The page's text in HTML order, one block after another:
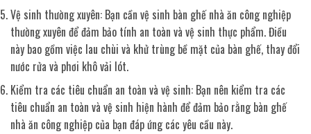
Vệ sinh thường xuyên: Bạn cần vệ sinh bàn ghế nhà ăn công nghiệp
thường xuyên để đảm bảo tính an toàn và vệ sinh thực phẩm. Điều
này bao gồm việc lau chùi và khử trùng bề mặt của bàn ghế, thay đổi
nước rửa và phơi khô vải lót.
Kiểm tra các tiêu chuẩn an toàn và vệ sinh: Bạn nên kiểm tra các
tiêu chuẩn an toàn và vệ sinh hiện hành để đảm bảo rằng bàn ghế
nhà ăn công nghiệp của bạn đáp ứng các yêu cầu này.